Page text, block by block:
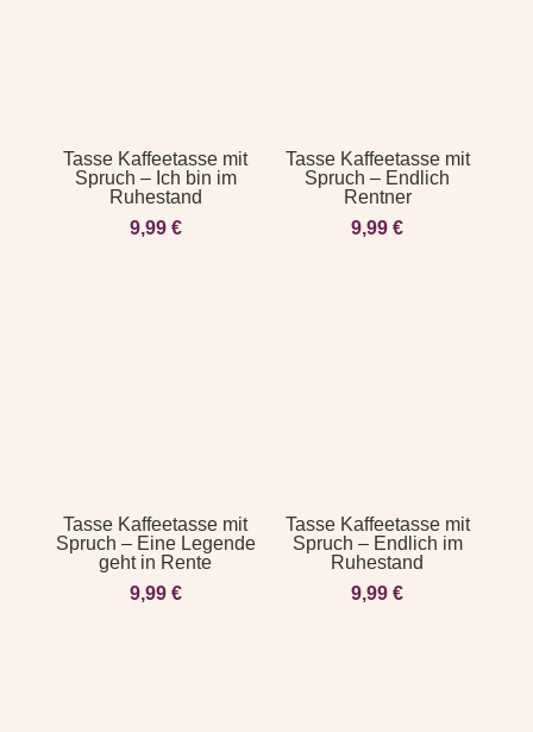
Tasse Kaffeetasse mit
Spruch – Ich bin im
Ruhestand
9,99 €
Tasse Kaffeetasse mit
Spruch – Endlich
Rentner
9,99€
Tasse Kaffeetasse mit
Spruch – Eine Legende
geht in Rente
9,99 €
Tasse Kaffeetasse mit
Spruch – Endlich im
Ruhestand
9,99€